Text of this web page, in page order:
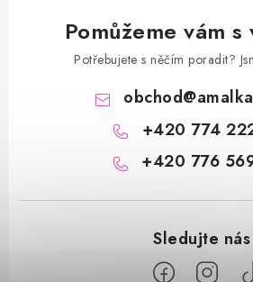
Pomůžeme vám
Potřebujete s něčím poradit?
obchod@
+420 774
+420 776